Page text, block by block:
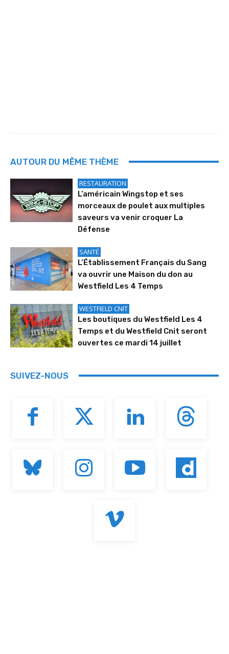
AUTOUR DU MÊME THÈME
RESTAURATION
L’américain Wingstop et ses
morceaux de poulet aux multiples
saveurs va venir croquer La
Défense
SANTÉ
L’Établissement Français du Sang
va ouvrir une Maison du don au
Westfield Les 4 Temps
WESTFIELD CNIT
Les boutiques du Westfield Les 4
Temps et du Westfield Cnit seront
ouvertes ce mardi 14 juillet
SUIVEZ-NOUS